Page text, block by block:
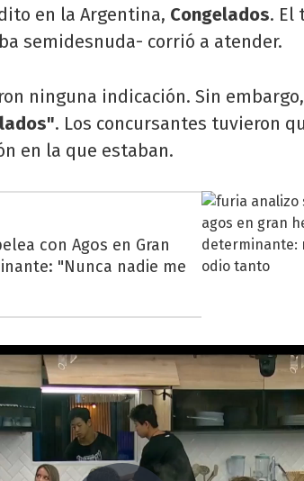
en la Argentina, Congelados. El
semidesnuda- corrió a atender.
ninguna indicación. Sin
. Los concursantes tuvieron
en la que estaban.
con Agos en Gran
"Nunca nadie me